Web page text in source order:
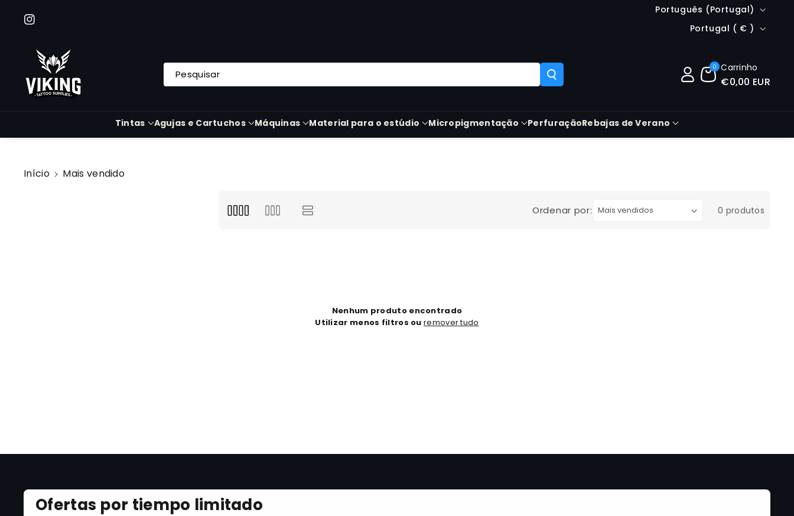
A O Cont
EúdoInstagram
Idioma
Português (Portugal)
País/regiãoPortugal ( € )
Pesquisar
0 Carrinho
€0,00 EUR
Tintas Agujas e Cartuchos Máquinas Material para o estúdio Micropigmentação PerfuraçãoRebajas de Verano
Início Mais vendido
Ordenar por: 0 produtos
Nenhum produto encontrado
Utilizar menos filtros ouremover tudo
Ofertas por tiempo limitado